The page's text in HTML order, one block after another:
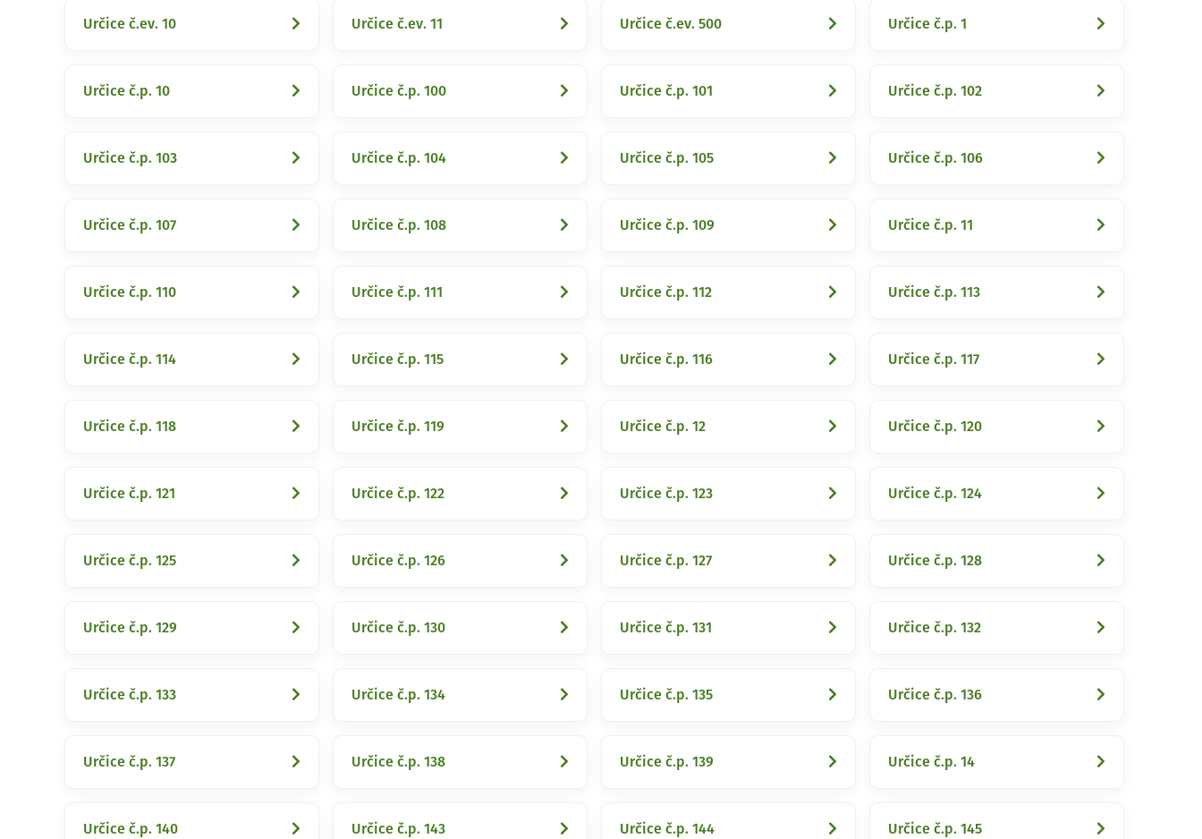
Určice č.ev. 10 Určice č.ev. 11 Určice č.ev. 500 Určice č.p. 1
Určice č.p. 10 Určice č.p. 100 Určice č.p. 101 Určice č.p. 102
Určice č.p. 103 Určice č.p. 104 Určice č.p. 105 Určice č.p. 106
Určice č.p. 107 Určice č.p. 108 Určice č.p. 109 Určice č.p. 11
Určice č.p. 110 Určice č.p. 111 Určice č.p. 112 Určice č.p. 113
Určice č.p. 114 Určice č.p. 115 Určice č.p. 116 Určice č.p. 117
Určice č.p. 118 Určice č.p. 119 Určice č.p. 12 Určice č.p. 120
Určice č.p. 121 Určice č.p. 122 Určice č.p. 123 Určice č.p. 124
Určice č.p. 125 Určice č.p. 126 Určice č.p. 127 Určice č.p. 128
Určice č.p. 129 Určice č.p. 130 Určice č.p. 131 Určice č.p. 132
Určice č.p. 133 Určice č.p. 134 Určice č.p. 135 Určice č.p. 136
Určice č.p. 137 Určice č.p. 138 Určice č.p. 139 Určice č.p. 14
Určice č.p. 140 Určice č.p. 143 Určice č.p. 144 Určice č.p. 145